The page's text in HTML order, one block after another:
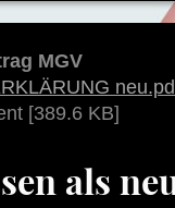
MGV
[389.6 KB]
als